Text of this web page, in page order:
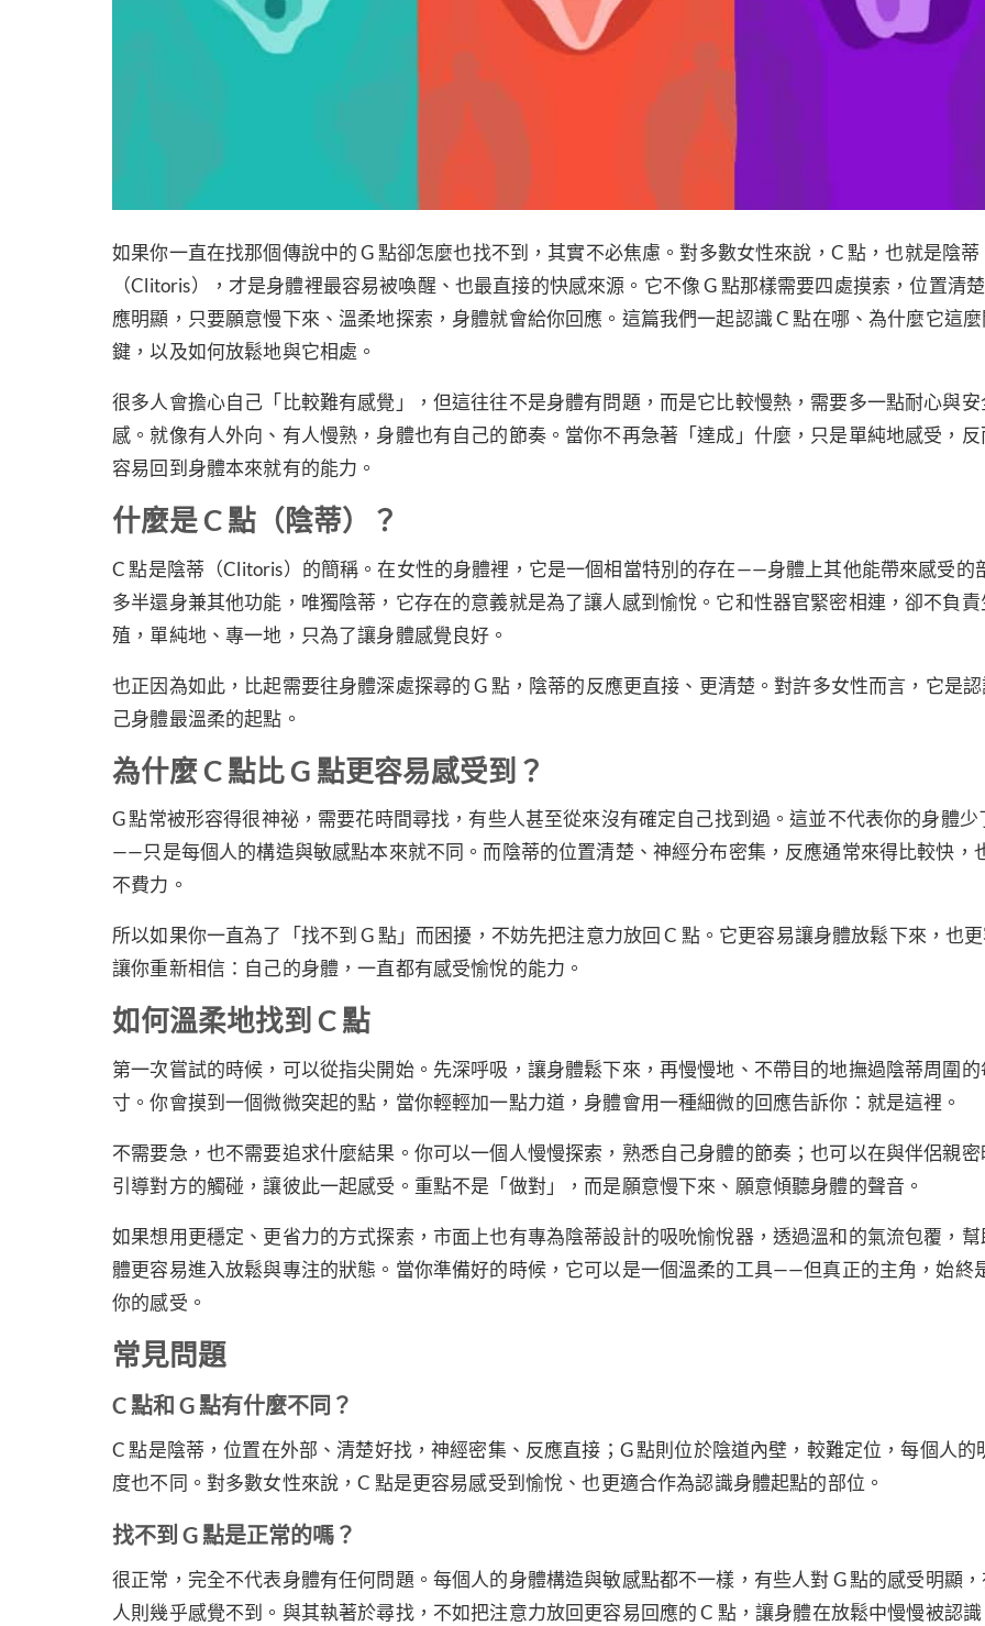
如果你一直在找那個傳說中的 G 點卻怎麼也找不到，其實不必焦慮。對多數女性來說， C 點，也就是陰蒂
（Clitoris），才是身體裡最容易被喚醒、也最直接的快感來源 。它不像 G 點那樣需要四處摸索，位置清
應明顯，只要願意慢下來、溫柔地探索，身體就會給你回應。這篇我們一起認識 C 點在哪、為什麼它這
鍵，以及如何放鬆地與它相處。
很多人會擔心自己「比較難有感覺」，但這往往不是身體有問題，而是它比較慢熱，需要多一點耐心與安
感。就像有人外向、有人慢熟，身體也有自己的節奏。當你不再急著「達成」什麼，只是單純地感受，反
容易回到身體本來就有的能力。
什麼是 C 點（陰蒂）？
C 點是陰蒂（Clitoris）的簡稱。在女性的身體裡，它是一個相當特別的存在——身體上其他能帶來感受的
多半還身兼其他功能，唯獨陰蒂，它存在的意義就是為了讓人感到愉悅。它和性器官緊密相連，卻不負責
殖，單純地、專一地，只為了讓身體感覺良好。
也正因為如此，比起需要往身體深處探尋的 G 點，陰蒂的反應更直接、更清楚。對許多女性而言，它是
己身體最溫柔的起點。
為什麼 C 點比 G 點更容易感受到？
G 點常被形容得很神祕，需要花時間尋找，有些人甚至從來沒有確定自己找到過。這並不代表你的身體少
——只是每個人的構造與敏感點本來就不同。而陰蒂的位置清楚、神經分布密集，反應通常來得比較快，
不費力。
所以如果你一直為了「找不到 G 點」而困擾，不妨先把注意力放回 C 點。它更容易讓身體放鬆下來，也
讓你重新相信：自己的身體，一直都有感受愉悅的能力。
如何溫柔地找到 C 點
第一次嘗試的時候，可以從指尖開始。先深呼吸，讓身體鬆下來，再慢慢地、不帶目的地撫過陰蒂周圍的
寸。你會摸到一個微微突起的點，當你輕輕加一點力道，身體會用一種細微的回應告訴你：就是這裡。
不需要急，也不需要追求什麼結果。你可以一個人慢慢探索，熟悉自己身體的節奏；也可以在與伴侶親密
引導對方的觸碰，讓彼此一起感受。重點不是「做對」，而是願意慢下來、願意傾聽身體的聲音。
如果想用更穩定、更省力的方式探索，市面上也有專為陰蒂設計的吸吮愉悅器，透過溫和的氣流包覆，幫
體更容易進入放鬆與專注的狀態。當你準備好的時候，它可以是一個溫柔的工具——但真正的主角，始終
你的感受。
常見問題
C 點和 G 點有什麼不同？
C 點是陰蒂，位置在外部、清楚好找，神經密集、反應直接；G 點則位於陰道內壁，較難定位，每個人的
度也不同。對多數女性來說，C 點是更容易感受到愉悅、也更適合作為認識身體起點的部位。
找不到 G 點是正常的嗎？
很正常，完全不代表身體有任何問題。每個人的身體構造與敏感點都不一樣，有些人對 G 點的感受明顯
人則幾乎感覺不到。與其執著於尋找，不如把注意力放回更容易回應的 C 點，讓身體在放鬆中慢慢被認